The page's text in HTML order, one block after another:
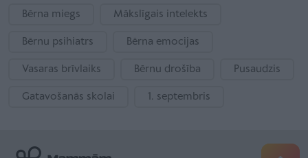
Bērna miegs Mākslīgais intelekts
Bērnu psihiatrs Bērna emocijas
Vasaras brīvlaiks Bērnu drošība Pusaudzis
Gatavošanās skolai 1. septembris